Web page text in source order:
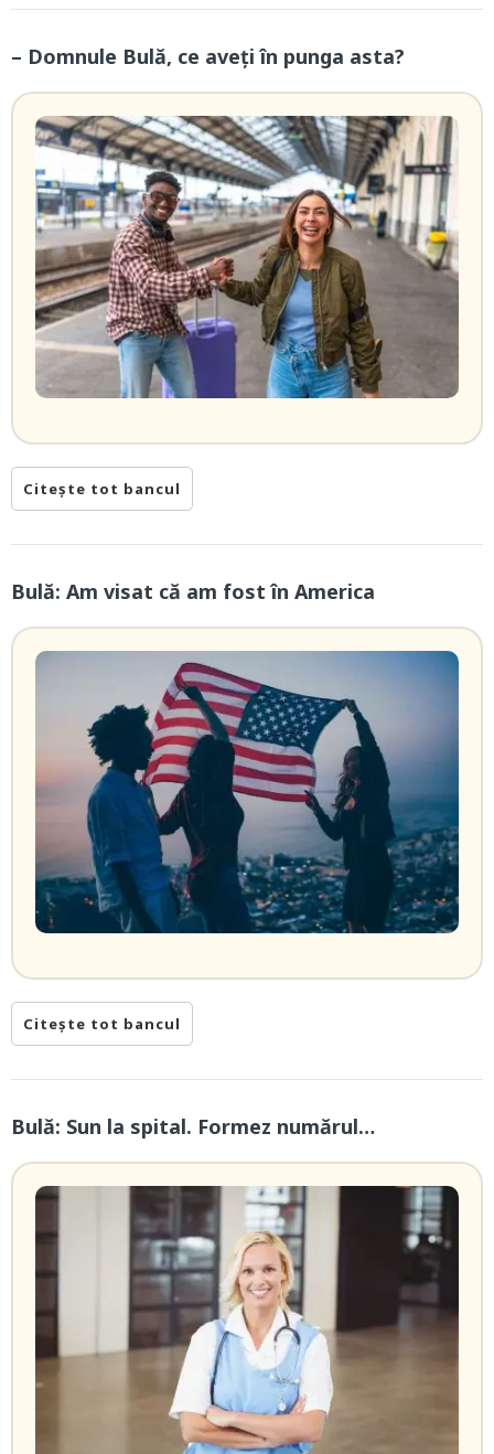
– Domnule Bulă, ce aveți în punga asta?
Citește tot bancul
Bulă: Am visat că am fost în America
Citește tot bancul
Bulă: Sun la spital. Formez numărul…